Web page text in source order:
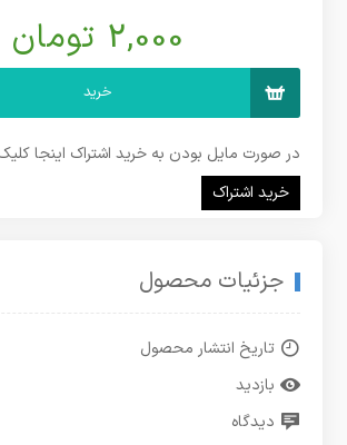
2,000 تومان
خرید
در صورت مایل بودن به خرید اشتراک اینجا
خرید اشتراک
جزئیات محصول
تاریخ انتشار محصول
بازدید
دیدگاه